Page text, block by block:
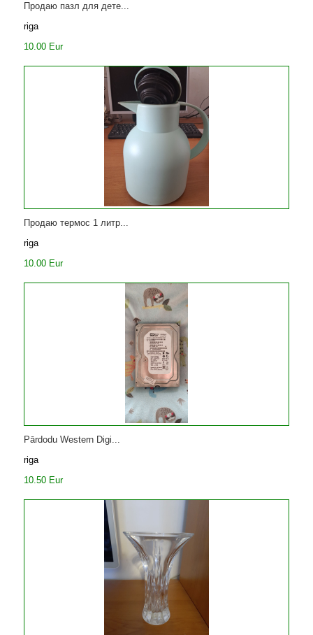
Продаю пазл для дете...
riga
10.00 Eur
Продаю термос 1 литр...
riga
10.00 Eur
Pārdodu Western Digi...
riga
10.50 Eur